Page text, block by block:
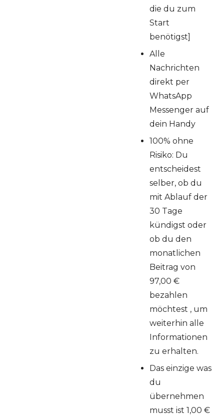
die du zum
Start
benötigst]
Alle
Nachrichten
direkt per
WhatsApp
Messenger auf
dein Handy
100% ohne
Risiko: Du
entscheidest
selber, ob du
mit Ablauf der
30 Tage
kündigst oder
ob du den
monatlichen
Beitrag von
97,00 €
bezahlen
möchtest , um
weiterhin alle
Informationen
zu erhalten.
Das einzige was
du
übernehmen
musst ist 1,00 €